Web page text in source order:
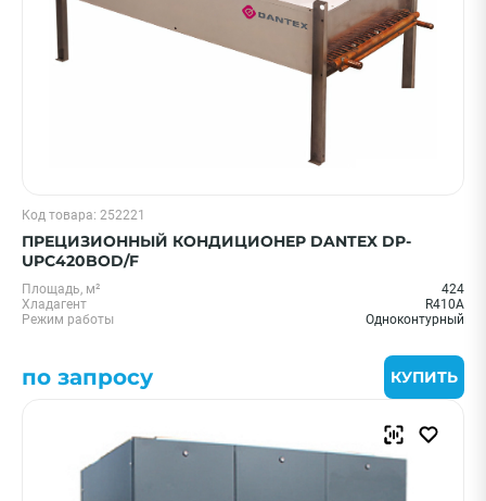
Код товара: 252221
ПРЕЦИЗИОННЫЙ КОНДИЦИОНЕР DANTEX DP-
UPC420BOD/F
Площадь, м²
424
Хладагент
R410A
Режим работы
Одноконтурный
по запросу КУПИТЬ